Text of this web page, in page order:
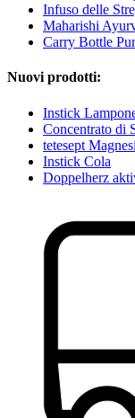
Infuso delle
Maharishi
Carry Bottle
Nuovi prodotti:
Instick
Concentrato di
tetesept
Instick Cola
Doppelherz